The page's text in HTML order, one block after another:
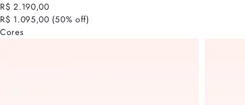
R$ 2.190,00
R$ 1.095,00 (50% off)
Cores